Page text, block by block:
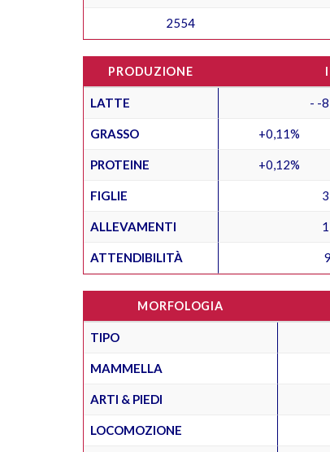
2554
PRODUZIONE
LATTE - -
GRASSO +0,11%
PROTEINE +0,12%
FIGLIE
ALLEVAMENTI
ATTENDIBILITÀ
MORFOLOGIA
TIPO
MAMMELLA
ARTI & PIEDI
LOCOMOZIONE